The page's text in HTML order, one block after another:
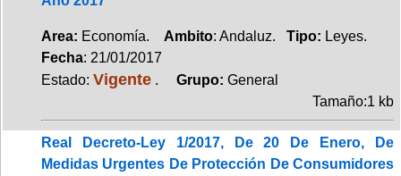
Area: Economía. Ambito: Andaluz. Tipo: Leyes.
Fecha: 21/01/2017
Estado: Vigente . Grupo: General
Tamaño:1 kb
Real Decreto-Ley 1/2017, De 20 De Enero, De
Medidas Urgentes De Protección De Consumidores